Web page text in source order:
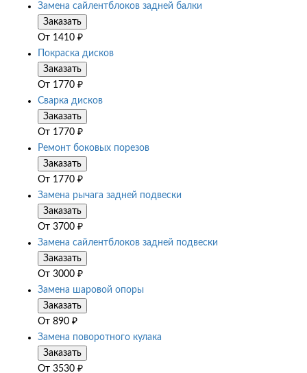
Замена сайлентблоков задней балки
Заказать
От 1410 ₽
Покраска дисков
Заказать
От 1770 ₽
Сварка дисков
Заказать
От 1770 ₽
Ремонт боковых порезов
Заказать
От 1770 ₽
Замена рычага задней подвески
Заказать
От 3700 ₽
Замена сайлентблоков задней подвески
Заказать
От 3000 ₽
Замена шаровой опоры
Заказать
От 890 ₽
Замена поворотного кулака
Заказать
От 3530 ₽